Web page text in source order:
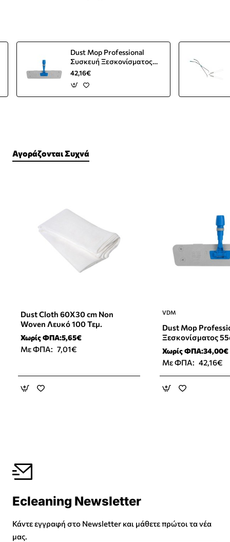
Dust Mop Professional
Συσκευή Ξεσκονίσματος
55cm
42,16€
Αγοράζονται Συχνά
Dust Cloth 60X30 cm Non
Woven Λευκό 100 Τεμ.
Χωρίς ΦΠΑ:5,65€
Με ΦΠΑ: 7,01€
VDM
Dust Mop
Ξεσκονίσματος
Χωρίς ΦΠΑ:34,00€
Με ΦΠΑ: 42,16€
Ecleaning Newsletter
Κάντε εγγραφή στο Newsletter και μάθετε πρώτοι τα νέα
μας.